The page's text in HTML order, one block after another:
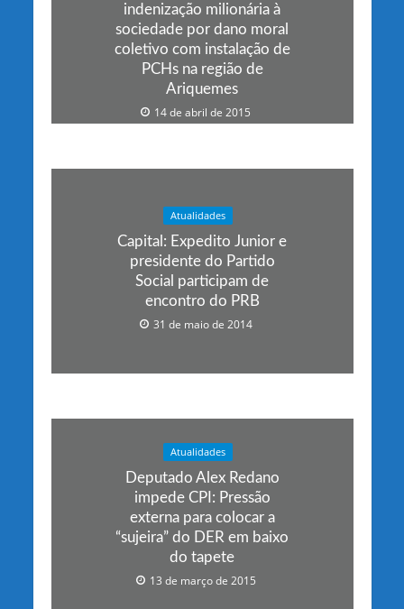
indenização milionária à
sociedade por dano moral
coletivo com instalação de
PCHs na região de
Ariquemes
14 de abril de 2015
Atualidades
Capital: Expedito Junior e
presidente do Partido
Social participam de
encontro do PRB
31 de maio de 2014
Atualidades
Deputado Alex Redano
impede CPI: Pressão
externa para colocar a
“sujeira” do DER em baixo
do tapete
13 de março de 2015